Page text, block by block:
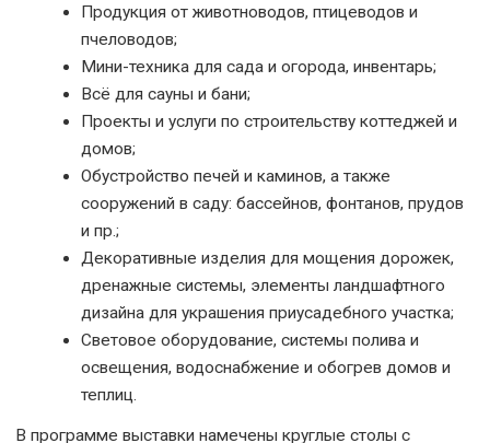
Продукция от животноводов, птицеводов и
пчеловодов;
Мини-техника для сада и огорода, инвентарь;
Всё для сауны и бани;
Проекты и услуги по строительству коттеджей и
домов;
Обустройство печей и каминов, а также
сооружений в саду: бассейнов, фонтанов, прудов
и пр.;
Декоративные изделия для мощения дорожек,
дренажные системы, элементы ландшафтного
дизайна для украшения приусадебного участка;
Световое оборудование, системы полива и
освещения, водоснабжение и обогрев домов и
теплиц.
В программе выставки намечены круглые столы с